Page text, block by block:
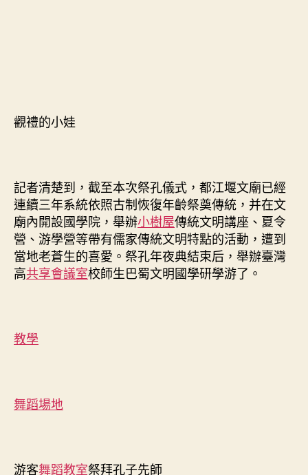
觀禮的小娃
記者清楚到，截至本次祭孔儀式，都江堰文廟已經
連續三年系統依照古制恢復年齡祭奠傳統，并在文
廟內開設國學院，舉辦小樹屋傳統文明講座、夏令
營、游學營等帶有儒家傳統文明特點的活動，遭到
當地老蒼生的喜愛。祭孔年夜典結束后，舉辦臺灣
高共享會議室校師生巴蜀文明國學研學游了。
教學
舞蹈場地
游客舞蹈教室祭拜孔子先師